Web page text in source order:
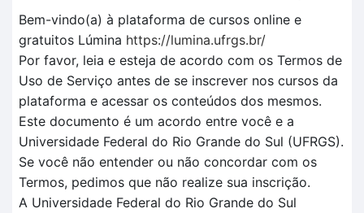
Bem-vindo(a) à plataforma de cursos online e
gratuitos Lúmina https://lumina.ufrgs.br/
Por favor, leia e esteja de acordo com os Termos de
Uso de Serviço antes de se inscrever nos cursos da
plataforma e acessar os conteúdos dos mesmos.
Este documento é um acordo entre você e a
Universidade Federal do Rio Grande do Sul (UFRGS).
Se você não entender ou não concordar com os
Termos, pedimos que não realize sua inscrição.
A Universidade Federal do Rio Grande do Sul